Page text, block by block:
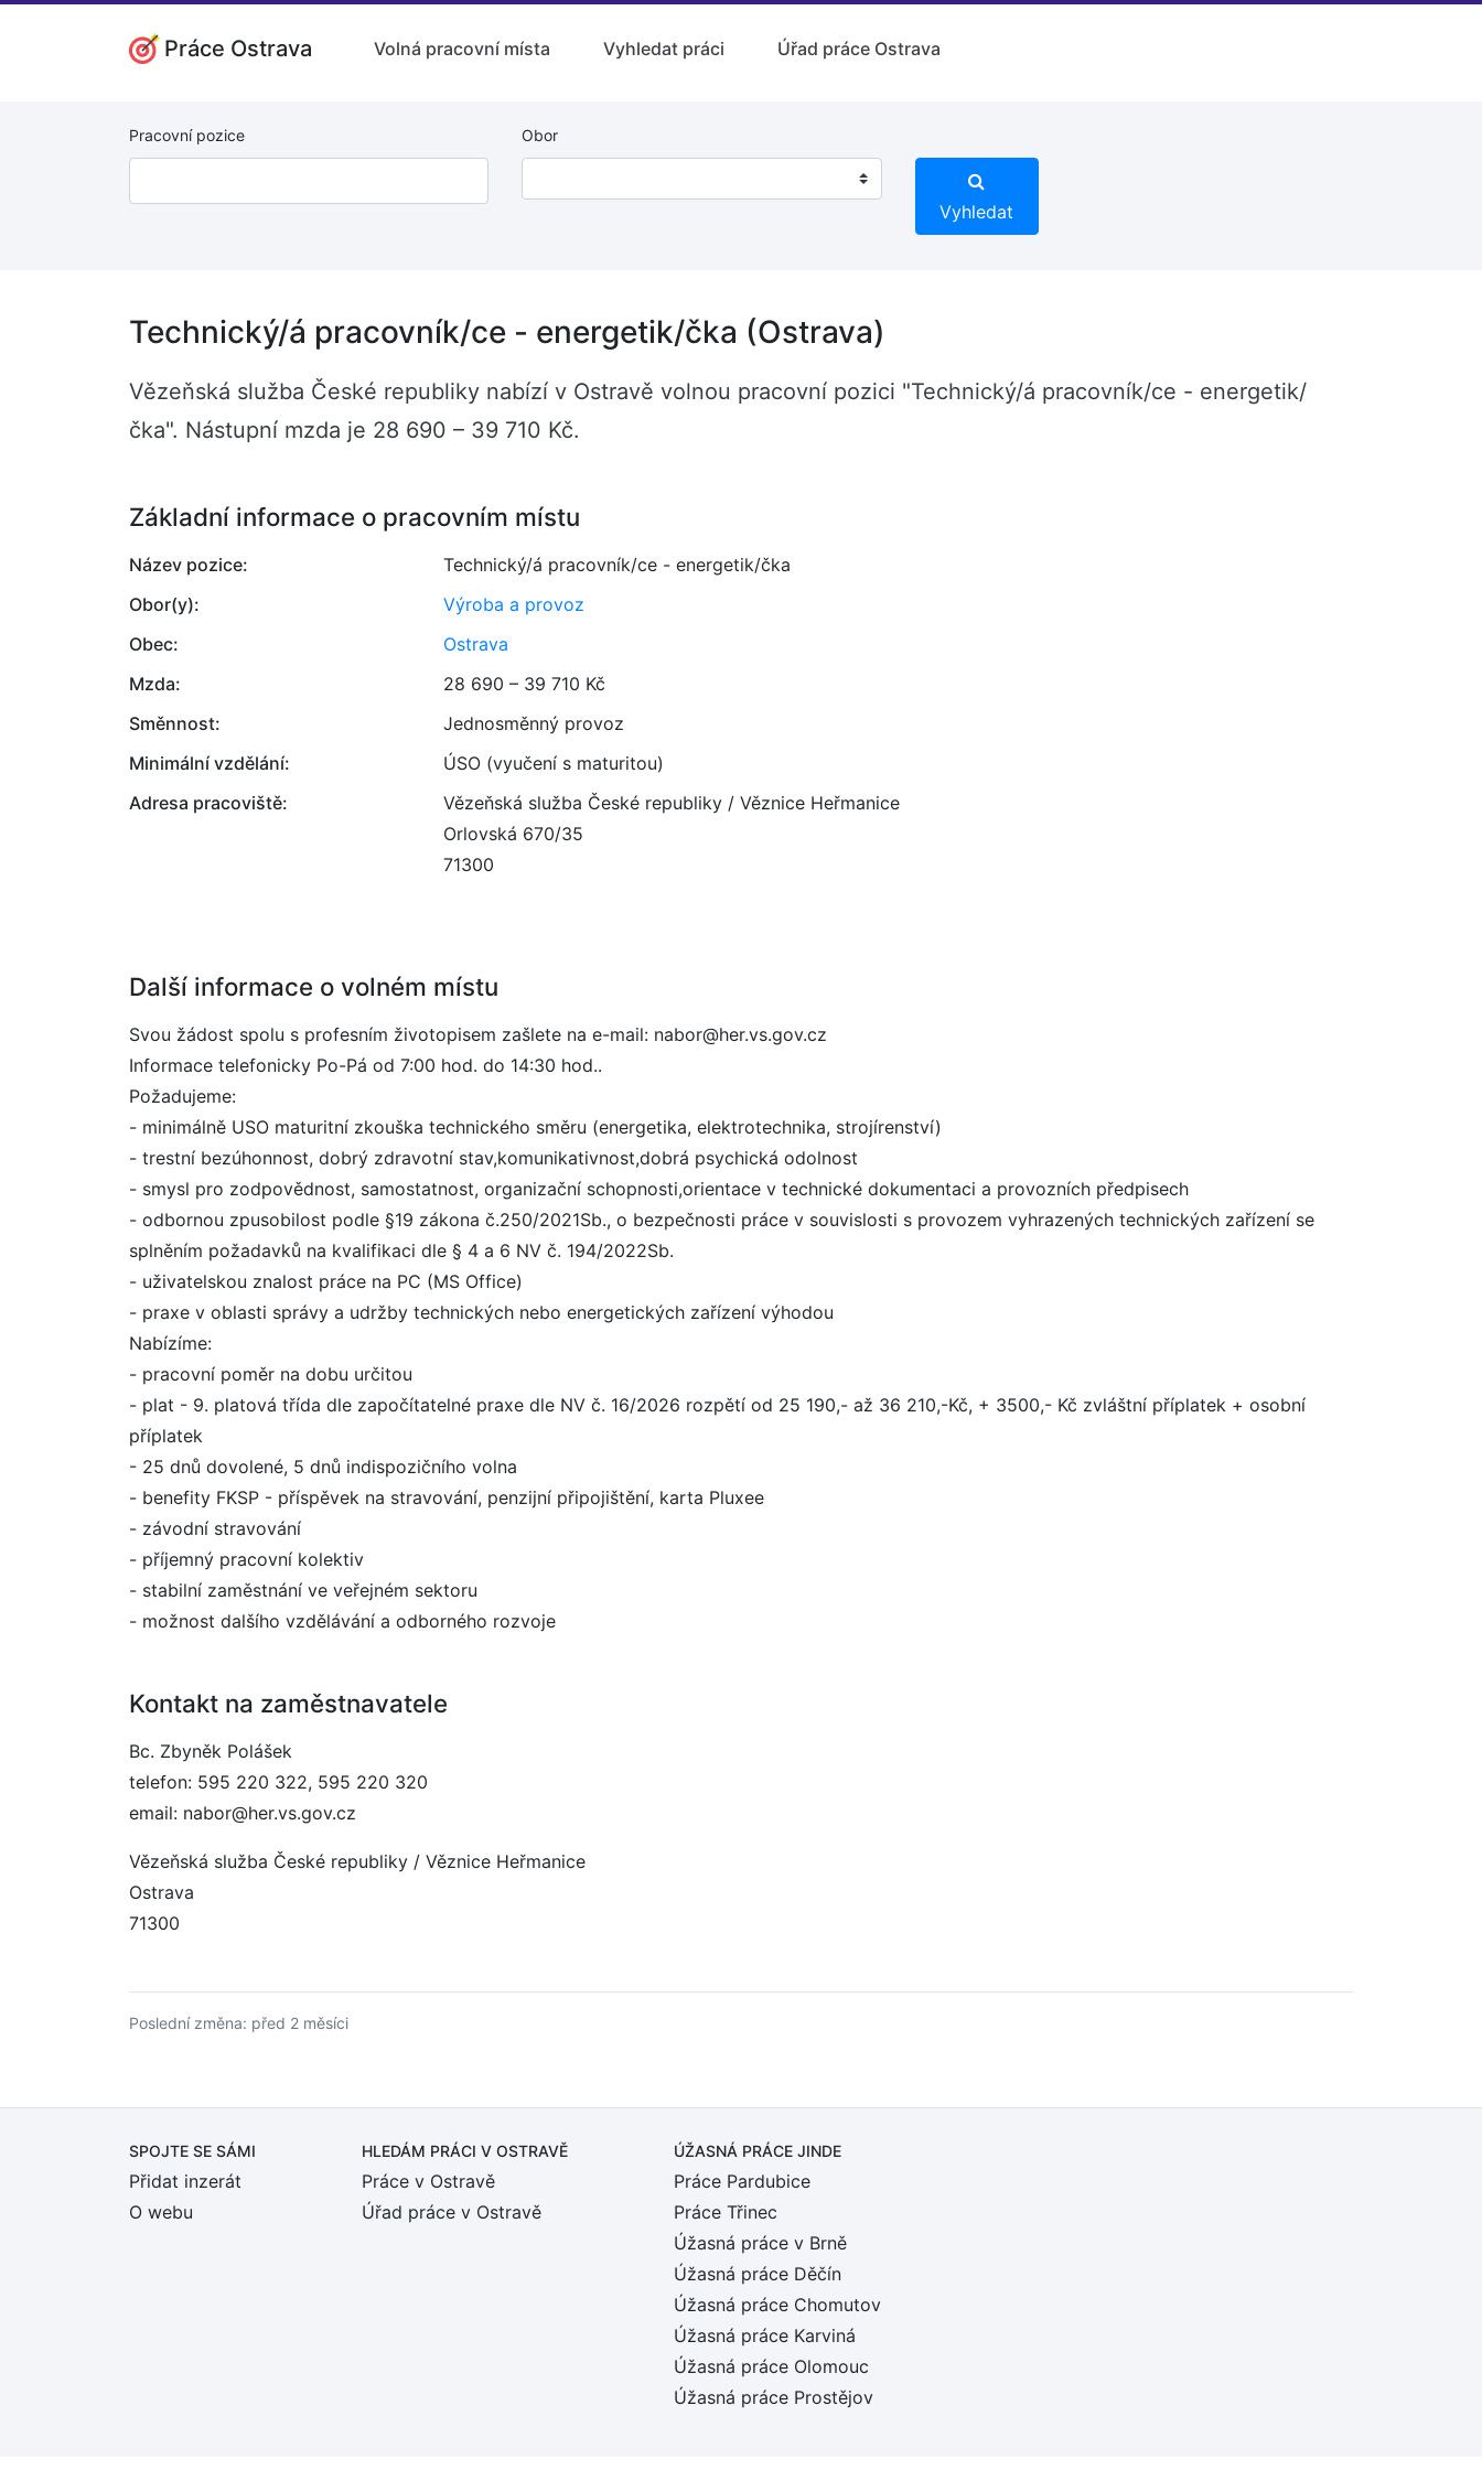
Práce Ostrava Volná pracovní místa Vyhledat práci Úřad práce Ostrava
Pracovní pozice Obor
Vyhledat
Technický/á pracovník/ce - energetik/čka (Ostrava)
Vězeňská služba České republiky nabízí v Ostravě volnou pracovní pozici "Technický/á pracovník/ce - energetik/
čka". Nástupní mzda je 28 690 – 39 710 Kč.
Základní informace o pracovním místu
Název pozice:
Technický/á pracovník/ce - energetik/čka
Obor(y):
Výroba a provoz
Obec:
Ostrava
Mzda:
28 690 – 39 710 Kč
Směnnost:
Jednosměnný provoz
Minimální vzdělání:
ÚSO (vyučení s maturitou)
Adresa pracoviště:
Vězeňská služba České republiky / Věznice Heřmanice
Orlovská 670/35
71300
Další informace o volném místu
Svou žádost spolu s profesním životopisem zašlete na e-mail: nabor@her.vs.gov.cz
Informace telefonicky Po-Pá od 7:00 hod. do 14:30 hod..
Požadujeme:
- minimálně USO maturitní zkouška technického směru (energetika, elektrotechnika, strojírenství)
- trestní bezúhonnost, dobrý zdravotní stav,komunikativnost,dobrá psychická odolnost
- smysl pro zodpovědnost, samostatnost, organizační schopnosti,orientace v technické dokumentaci a provozních předpisech
- odbornou zpusobilost podle §19 zákona č.250/2021Sb., o bezpečnosti práce v souvislosti s provozem vyhrazených technických zařízení se
splněním požadavků na kvalifikaci dle § 4 a 6 NV č. 194/2022Sb.
- uživatelskou znalost práce na PC (MS Office)
- praxe v oblasti správy a udržby technických nebo energetických zařízení výhodou
Nabízíme:
- pracovní poměr na dobu určitou
- plat - 9. platová třída dle započítatelné praxe dle NV č. 16/2026 rozpětí od 25 190,- až 36 210,-Kč, + 3500,- Kč zvláštní příplatek + osobní
příplatek
- 25 dnů dovolené, 5 dnů indispozičního volna
- benefity FKSP - příspěvek na stravování, penzijní připojištění, karta Pluxee
- závodní stravování
- příjemný pracovní kolektiv
- stabilní zaměstnání ve veřejném sektoru
- možnost dalšího vzdělávání a odborného rozvoje
Kontakt na zaměstnavatele
Bc. Zbyněk Polášek
telefon: 595 220 322, 595 220 320
email: nabor@her.vs.gov.cz
Vězeňská služba České republiky / Věznice Heřmanice
Ostrava
71300
Poslední změna: před 2 měsíci
SPOJTE SE SÁMI
Přidat inzerát
O webu
HLEDÁM PRÁCI V OSTRAVĚ
Práce v Ostravě
Úřad práce v Ostravě
ÚŽASNÁ PRÁCE JINDE
Práce Pardubice
Práce Třinec
Úžasná práce v Brně
Úžasná práce Děčín
Úžasná práce Chomutov
Úžasná práce Karviná
Úžasná práce Olomouc
Úžasná práce Prostějov